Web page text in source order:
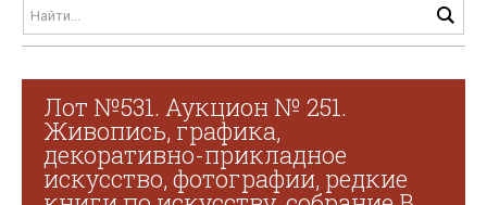
Лот №531. Аукцион № 251.
Живопись, графика,
декоративно-прикладное
искусство, фотографии, редкие